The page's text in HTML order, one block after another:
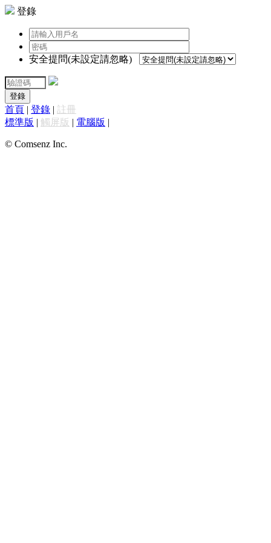
登錄
安全提問(未設定請忽略)
登錄
首頁 | 登錄 | 註冊
標準版 | 觸屏版 | 電腦版 |
© Comsenz Inc.